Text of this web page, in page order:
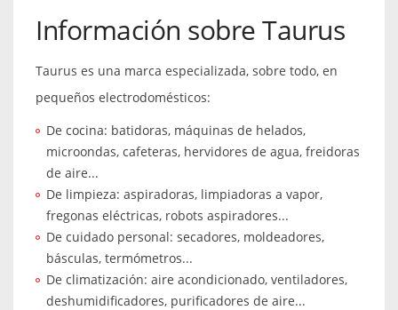
Información sobre Taurus
Taurus es una marca especializada, sobre todo, en
pequeños electrodomésticos:
De cocina: batidoras, máquinas de helados,
microondas, cafeteras, hervidores de agua, freidoras
de aire...
De limpieza: aspiradoras, limpiadoras a vapor,
fregonas eléctricas, robots aspiradores...
De cuidado personal: secadores, moldeadores,
básculas, termómetros...
De climatización: aire acondicionado, ventiladores,
deshumidificadores, purificadores de aire...